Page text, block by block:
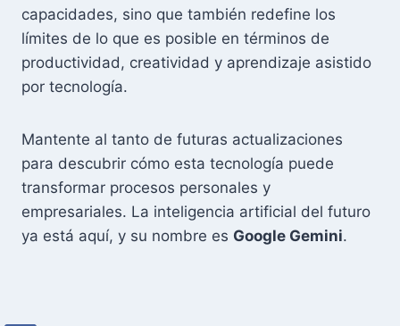
capacidades, sino que también redefine los
límites de lo que es posible en términos de
productividad, creatividad y aprendizaje asistido
por tecnología.
Mantente al tanto de futuras actualizaciones
para descubrir cómo esta tecnología puede
transformar procesos personales y
empresariales. La inteligencia artificial del futuro
ya está aquí, y su nombre es Google Gemini.